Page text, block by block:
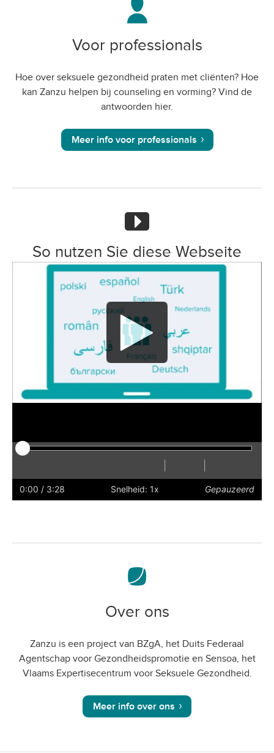
Voor professionals
Hoe over seksuele gezondheid praten met cliënten? Hoe
kan Zanzu helpen bij counseling en vorming? Vind de
antwoorden hier.
Meer info voor professionals
So nutzen Sie diese Webseite
Verberg
ondertiteling
SnellerLangzamer
naar
volledig
0:00 / 3:28 Snelheid: 1x Gepauzeerd
Over ons
Zanzu is een project van BZgA, het Duits Federaal
Agentschap voor Gezondheidspromotie en Sensoa, het
Vlaams Expertisecentrum voor Seksuele Gezondheid.
Meer info over ons